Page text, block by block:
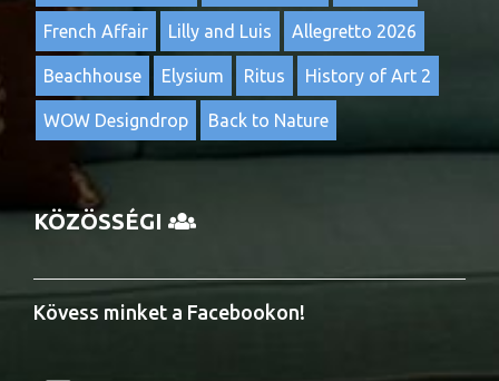
French Affair Lilly and Luis Allegretto 2026
Beachhouse Elysium Ritus History of Art 2
WOW Designdrop Back to Nature
KÖZÖSSÉGI
Kövess minket a Facebookon!